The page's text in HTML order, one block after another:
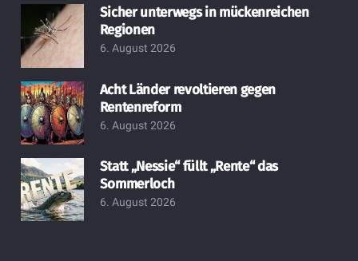
Sicher unterwegs in mückenreichen
Regionen
6. August 2026
Acht Länder revoltieren gegen
Rentenreform
6. August 2026
Statt „Nessie“ füllt „Rente“ das
Sommerloch
6. August 2026